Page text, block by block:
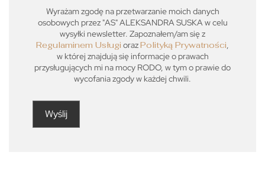
Wyrażam zgodę na przetwarzanie moich danych
osobowych przez "AS" ALEKSANDRA SUSKA w celu
wysyłki newsletter. Zapoznałem/am się z
Regulaminem Usługi orazPolityką Prywatności,
w której znajdują się informacje o prawach
przysługujących mi na mocy RODO, w tym o prawie do
wycofania zgody w każdej chwili.